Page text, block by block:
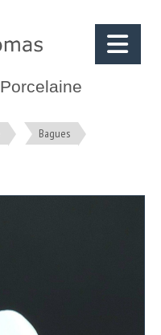
Porcelaine
Bagues